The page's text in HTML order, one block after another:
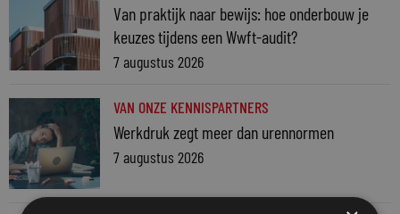
Van praktijk naar bewijs: hoe onderbouw je
keuzes tijdens een Wwft-audit?
7 augustus 2026
VAN ONZE KENNISPARTNERS
Werkdruk zegt meer dan urennormen
7 augustus 2026